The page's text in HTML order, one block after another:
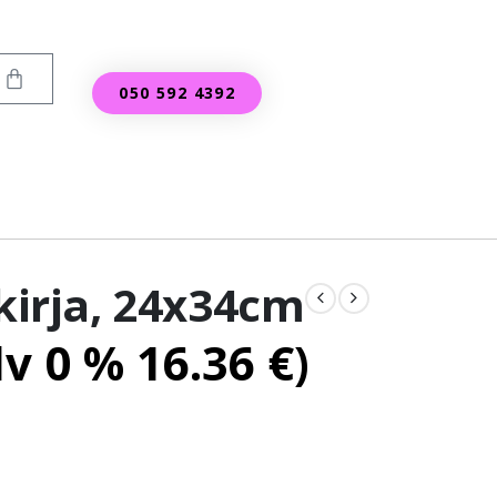
050 592 4392
24x34cm
0 % 16.36 €)